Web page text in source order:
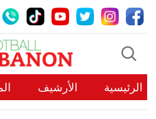
الرئيسية الأرشيف